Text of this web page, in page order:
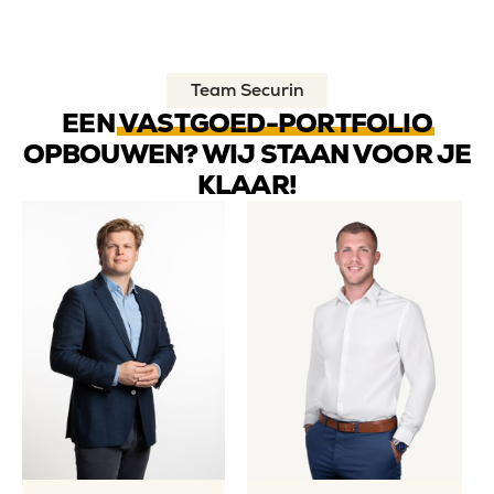
Team Securin
EENVASTGOED-PORTFOLIO
OPBOUWEN? WIJ STAAN VOOR JE
KLAAR!